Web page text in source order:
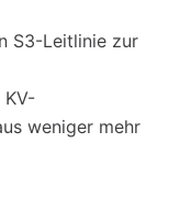
S3-Leitlinie zur
KV-
weniger mehr